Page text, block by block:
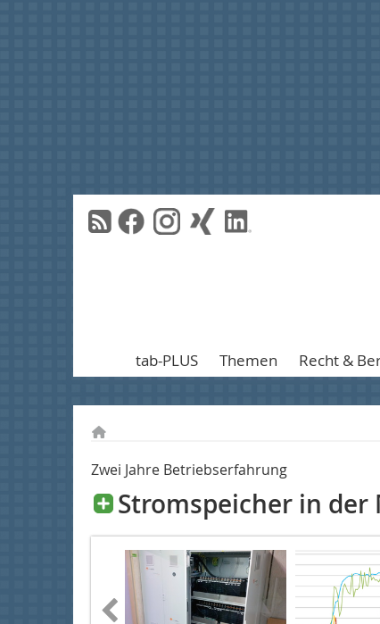
tab-PLUS Themen Recht &
Zwei Jahre Betriebserfahrung
Stromspeicher in der